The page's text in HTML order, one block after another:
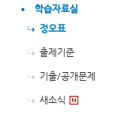
학습자료실
정오표
출제기준
기출/공개문제
새소식